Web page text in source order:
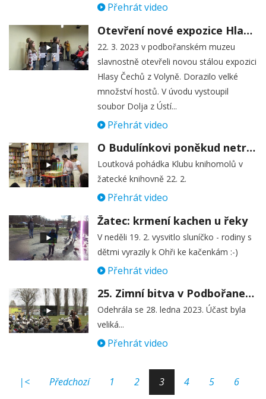
Přehrát video
Otevření nové expozice Hlasy Čechů z Volyně a soubor Доля
22. 3. 2023 v podbořanském muzeu
slavnostně otevřeli novou stálou expozici
Hlasy Čechů z Volyně. Dorazilo velké
množství hostů. V úvodu vystoupil
soubor Dolja z Ústí...
Přehrát video
O Budulínkovi poněkud netradičně ;-)
Loutková pohádka Klubu knihomolů v
žatecké knihovně 22. 2.
Přehrát video
Žatec: krmení kachen u řeky
V neděli 19. 2. vysvitlo sluníčko - rodiny s
dětmi vyrazily k Ohři ke kačenkám :-)
Přehrát video
25. Zimní bitva v Podbořanech
Odehrála se 28. ledna 2023. Účast byla
veliká...
Přehrát video
|< Předchozí 1 2 3 4 5 6